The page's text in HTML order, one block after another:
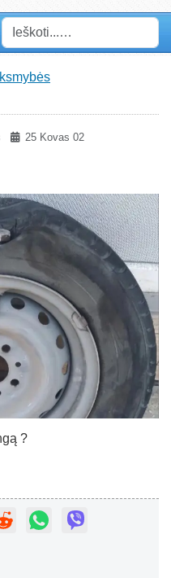
Paieška
25 Kovas 02
?